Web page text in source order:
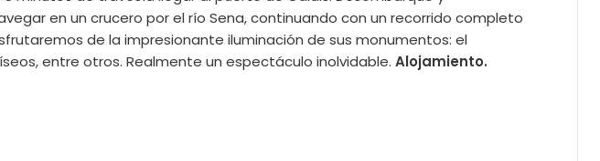
en un crucero por el río Sena, continuando con un recorrido completo
de la impresionante iluminación de sus monumentos: el
entre otros. Realmente un espectáculo inolvidable. Alojamiento.